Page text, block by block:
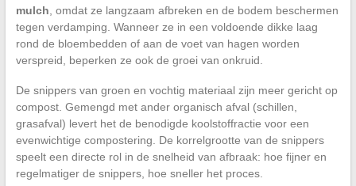
mulch, omdat ze langzaam afbreken en de bodem beschermen
tegen verdamping. Wanneer ze in een voldoende dikke laag
rond de bloembedden of aan de voet van hagen worden
verspreid, beperken ze ook de groei van onkruid.
De snippers van groen en vochtig materiaal zijn meer gericht op
compost. Gemengd met ander organisch afval (schillen,
grasafval) levert het de benodigde koolstoffractie voor een
evenwichtige compostering. De korrelgrootte van de snippers
speelt een directe rol in de snelheid van afbraak: hoe fijner en
regelmatiger de snippers, hoe sneller het proces.